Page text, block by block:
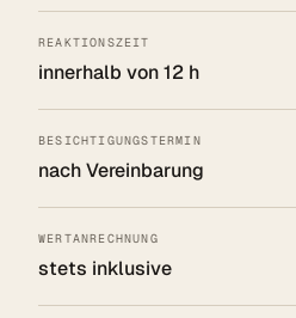
REAKTIONSZEIT
innerhalb von 12 h
BESICHTIGUNGSTERMIN
nach Vereinbarung
WERTANRECHNUNG
stets inklusive